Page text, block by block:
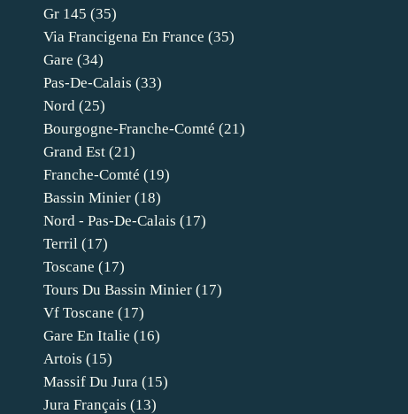
Gr 145 (35)
Via Francigena En France (35)
Gare (34)
Pas-De-Calais (33)
Nord (25)
Bourgogne-Franche-Comté (21)
Grand Est (21)
Franche-Comté (19)
Bassin Minier (18)
Nord - Pas-De-Calais (17)
Terril (17)
Toscane (17)
Tours Du Bassin Minier (17)
Vf Toscane (17)
Gare En Italie (16)
Artois (15)
Massif Du Jura (15)
Jura Français (13)